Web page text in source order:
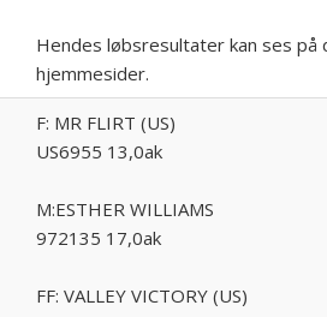
Hendes løbsresultater kan ses
hjemmesider.
F: MR FLIRT (US)
US6955 13,0ak
M:ESTHER WILLIAMS
972135 17,0ak
FF: VALLEY VICTORY (US)